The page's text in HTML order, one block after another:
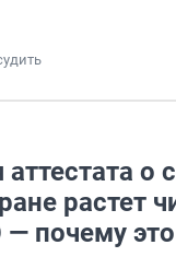
о
растет
почему